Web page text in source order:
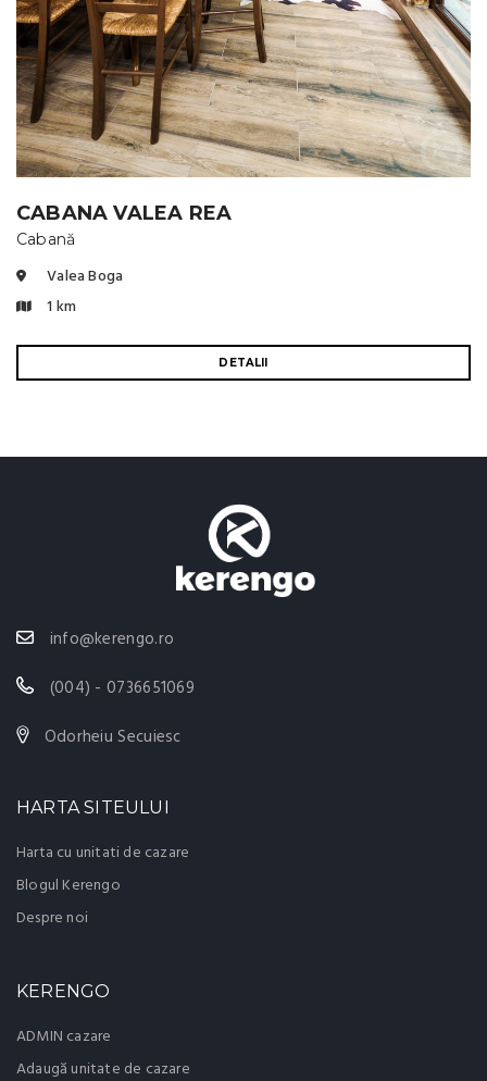
CABANA VALEA REA
Cabană
Valea Boga
1 km
DETALII
info@kerengo.ro
(004) - 0736651069
Odorheiu Secuiesc
HARTA SITEULUI
Harta cu unitati de cazare
Blogul Kerengo
Despre noi
KERENGO
ADMIN cazare
Adaugă unitate de cazare